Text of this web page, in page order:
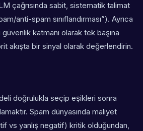
çağrısında sabit, sistematik talimat
anti-spam sınıflandırması”). Ayrıca
katmanı olarak tek başına
akışta bir sinyal olarak değerlendirin.
doğrulukla seçip eşikleri sonra
Spam dünyasında maliyet
vs yanlış negatif) kritik olduğundan,